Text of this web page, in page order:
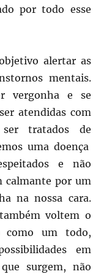
por todo esse
alertar as
mentais.
vergonha e se
atendidas com
ser tratados de
uma doença
e não
calmante por um
na nossa cara.
voltem o
como um todo,
em
surgem, não